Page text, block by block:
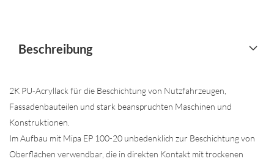
Beschreibung
2K PU-Acryllack für die Beschichtung von Nutzfahrzeugen,
Fassadenbauteilen und stark beanspruchten Maschinen und
Konstruktionen.
Im Aufbau mit Mipa EP 100-20 unbedenklich zur Beschichtung von
Oberflächen verwendbar, die in direkten Kontakt mit trockenen